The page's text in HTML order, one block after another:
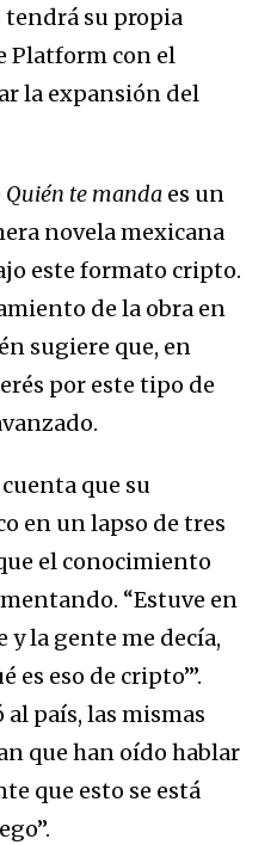
su propia
Platform con el
la expansión del
Quién te manda es un
novela mexicana
este formato cripto.
de la obra en
sugiere que, en
por este tipo de
que su
en un lapso de tres
el conocimiento
“Estuve en
la gente me decía,
es eso de cripto’”.
país, las mismas
que han oído hablar
que esto se está